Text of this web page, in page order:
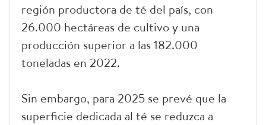
región productora de té del país, con
26.000 hectáreas de cultivo y una
producción superior a las 182.000
toneladas en 2022.
Sin embargo, para 2025 se prevé que la
superficie dedicada al té se reduzca a